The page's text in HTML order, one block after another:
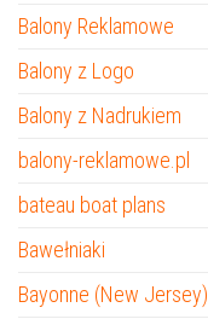
Balony Reklamowe
Balony z Logo
Balony z Nadrukiem
balony-reklamowe.pl
bateau boat plans
Bawełniaki
Bayonne (New Jersey)